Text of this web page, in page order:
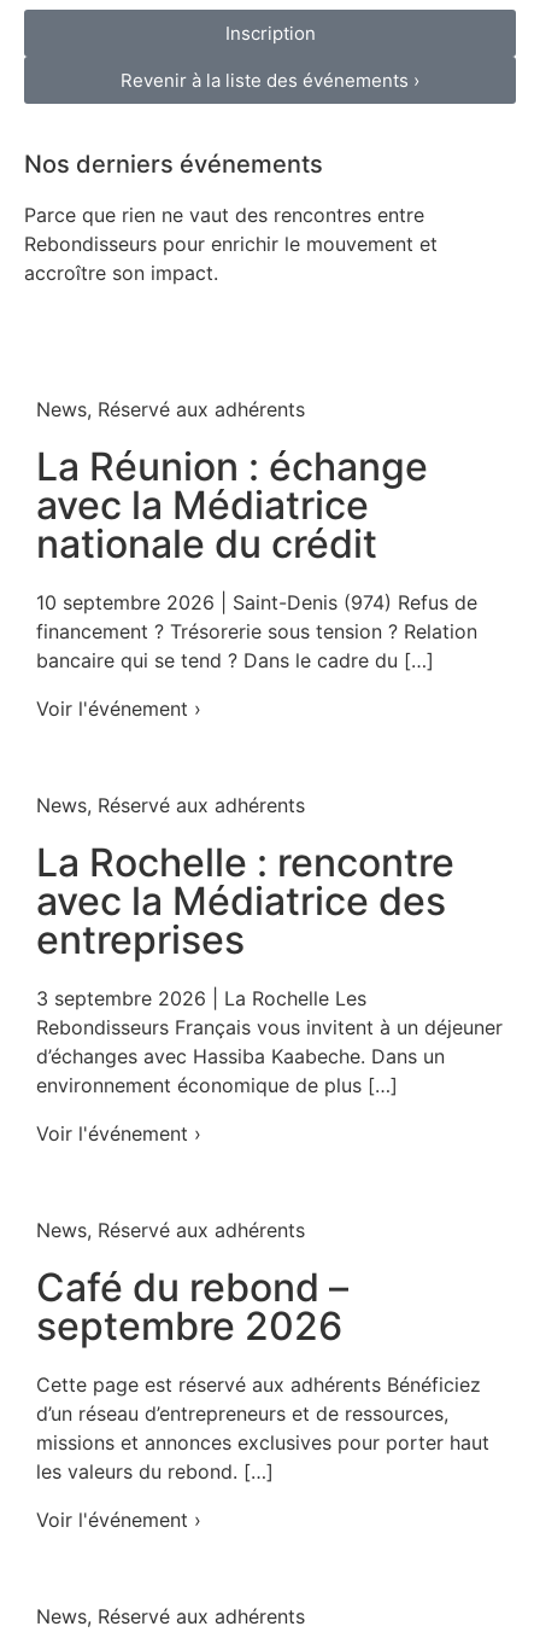
Inscription
Revenir à la liste des événements ›
Nos derniers événements
Parce que rien ne vaut des rencontres entre
Rebondisseurs pour enrichir le mouvement et
accroître son impact.
News, Réservé aux adhérents
La Réunion : échange
avec la Médiatrice
nationale du crédit
10 septembre 2026 | Saint-Denis (974) Refus de
financement ? Trésorerie sous tension ? Relation
bancaire qui se tend ? Dans le cadre du […]
Voir l'événement ›
News, Réservé aux adhérents
La Rochelle : rencontre
avec la Médiatrice des
entreprises
3 septembre 2026 | La Rochelle Les
Rebondisseurs Français vous invitent à un déjeuner
d’échanges avec Hassiba Kaabeche. Dans un
environnement économique de plus […]
Voir l'événement ›
News, Réservé aux adhérents
Café du rebond –
septembre 2026
Cette page est réservé aux adhérents Bénéficiez
d’un réseau d’entrepreneurs et de ressources,
missions et annonces exclusives pour porter haut
les valeurs du rebond. […]
Voir l'événement ›
News, Réservé aux adhérents